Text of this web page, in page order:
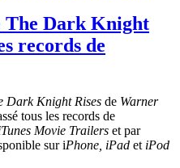
The Dark Knight
records de
Dark Knight Rises de Warner
tous les records de
Movie Trailers et par
sur iPhone, iPad et iPod